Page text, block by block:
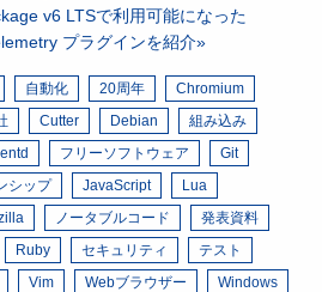
v6 LTSで利用可能になった
プラグインを紹介
自動化 20周年
Chromium
Cutter Debian
組み込み
フリーソフトウェア
Git
シップ JavaScript
Lua
ノータブルコード
発表資料
Ruby セキュリティ
テスト
Vim Webブラウザー Windows